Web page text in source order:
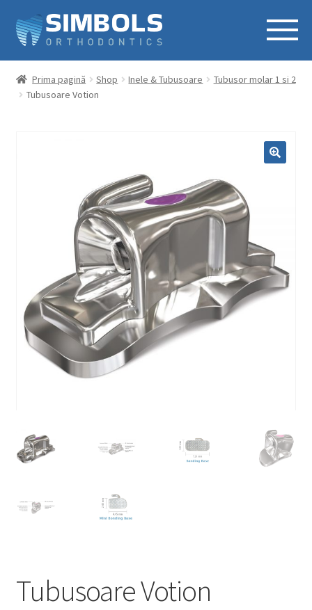
Prima pagină Shop Inele & Tubusoare
Tubusor molar 1 si 2
Tubusoare Votion
Tubusoare Votion